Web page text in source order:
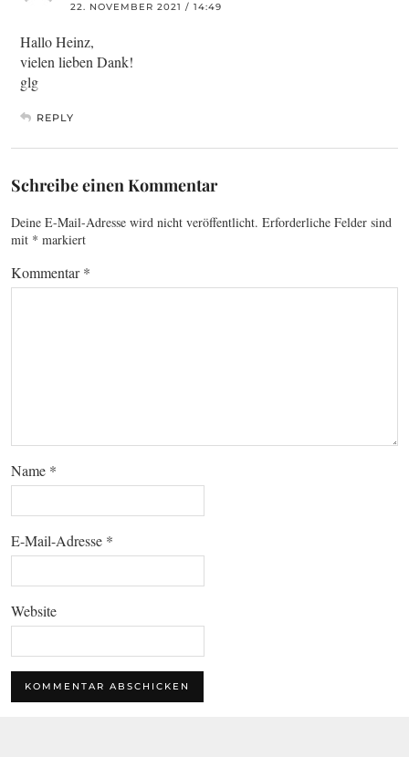
22. NOVEMBER 2021 / 14:49
Hallo Heinz,
vielen lieben Dank!
glg
REPLY
Schreibe einen Kommentar
Deine E-Mail-Adresse wird nicht veröffentlicht. Erforderliche Felder sind
mit * markiert
Kommentar*
Name *
E-Mail-Adresse *
Website